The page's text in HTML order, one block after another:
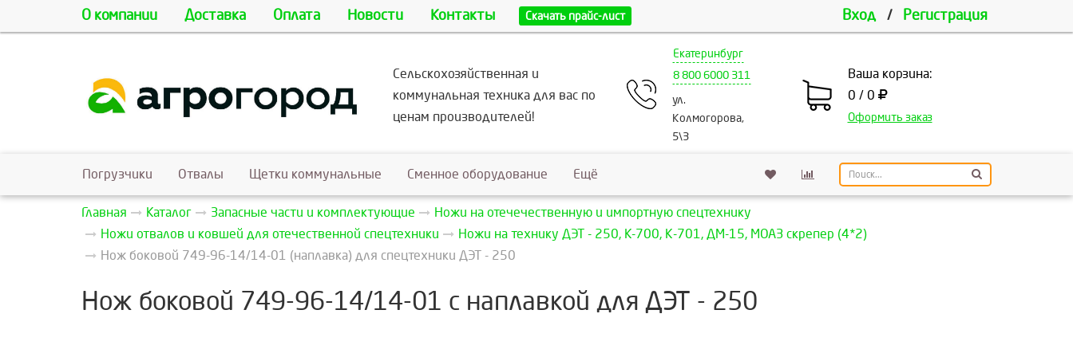
О компании Доставка Оплата Новости Контакты Скачать прайс-лист Вход / Регистрация
Сельскохозяйственная и
коммунальная техника для вас по
ценам производителей!
Екатеринбург
8 800 6000 311
ул.
Колмогорова,
5\3
Ваша корзина:
0 / 0
Оформить заказ
Погрузчики Отвалы Щетки коммунальные Сменное оборудование Ещё
Главная Каталог Запасные части и комплектующие
Ножи на отечечественную и импортную спецтехнику
Ножи отвалов и ковшей для отечественной спецтехники
Ножи на технику ДЭТ - 250, K-700, К-701, ДМ-15, МОАЗ скрепер (4*2)
Нож боковой 749-96-14/14-01 (наплавка) для спецтехники ДЭТ - 250
Нож боковой 749-96-14/14-01 с наплавкой для ДЭТ - 250